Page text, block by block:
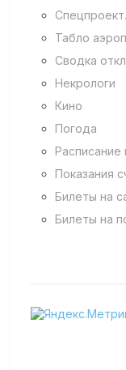
Табло
Сводка
Некрологи
Кино
Погода
Показания
Билеты на
Билеты на